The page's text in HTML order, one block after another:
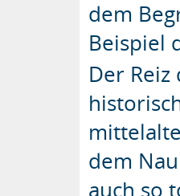
dem
Beispiel
Der
dem
auch so